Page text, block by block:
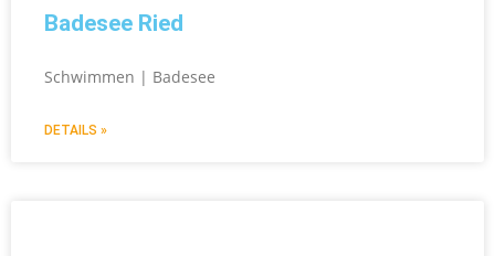
Badesee Ried
Schwimmen | Badesee
DETAILS »